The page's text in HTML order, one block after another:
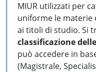
MIUR utilizzati per
uniforme le materie
ai titoli di studio. Si
classificazione
può accedere in
(Magistrale,